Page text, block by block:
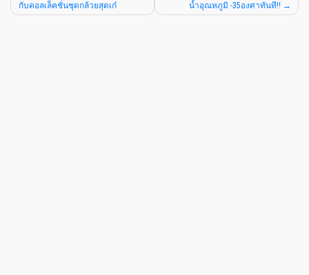
กับคอลเล็คชั่นชุดกล้วยสุดเก๋
น้ำอุณหภูมิ -35องศาทันที!!